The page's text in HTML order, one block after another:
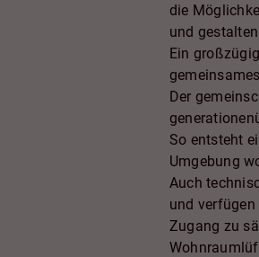
die
und
Ein
Der
So entsteht
Umgebung
Auch
und
Zugang zu